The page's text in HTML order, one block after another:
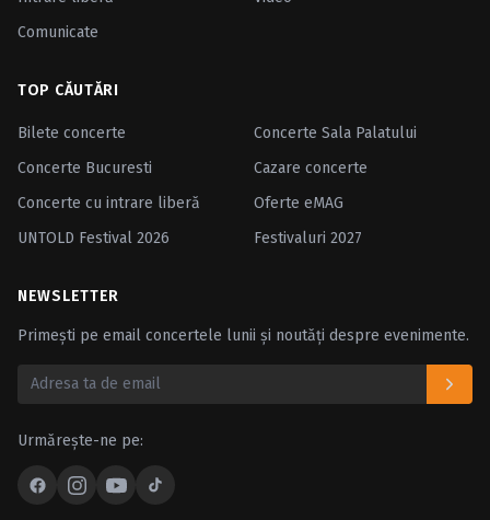
Comunicate
TOP CĂUTĂRI
Bilete concerte
Concerte Sala Palatului
Concerte Bucuresti
Cazare concerte
Concerte cu intrare liberă
Oferte eMAG
UNTOLD Festival 2026
Festivaluri 2027
NEWSLETTER
Primești pe email concertele lunii și noutăți despre evenimente.
Urmărește-ne pe: